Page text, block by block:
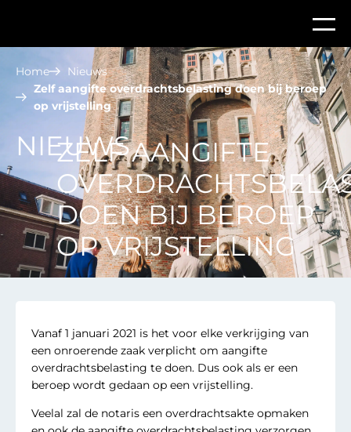
NIEUWS
ZELF AANGIFTE
DOEN BIJ BEROEP
OP VRIJSTELLING
Home
Nieuws
Zelf aangifte overdrachtsbelasting doen bij beroep
op vrijstelling
Vanaf 1 januari 2021 is het voor elke verkrijging van
een onroerende zaak verplicht om aangifte
overdrachtsbelasting te doen. Dus ook als er een
beroep wordt gedaan op een vrijstelling.
Veelal zal de notaris een overdrachtsakte opmaken